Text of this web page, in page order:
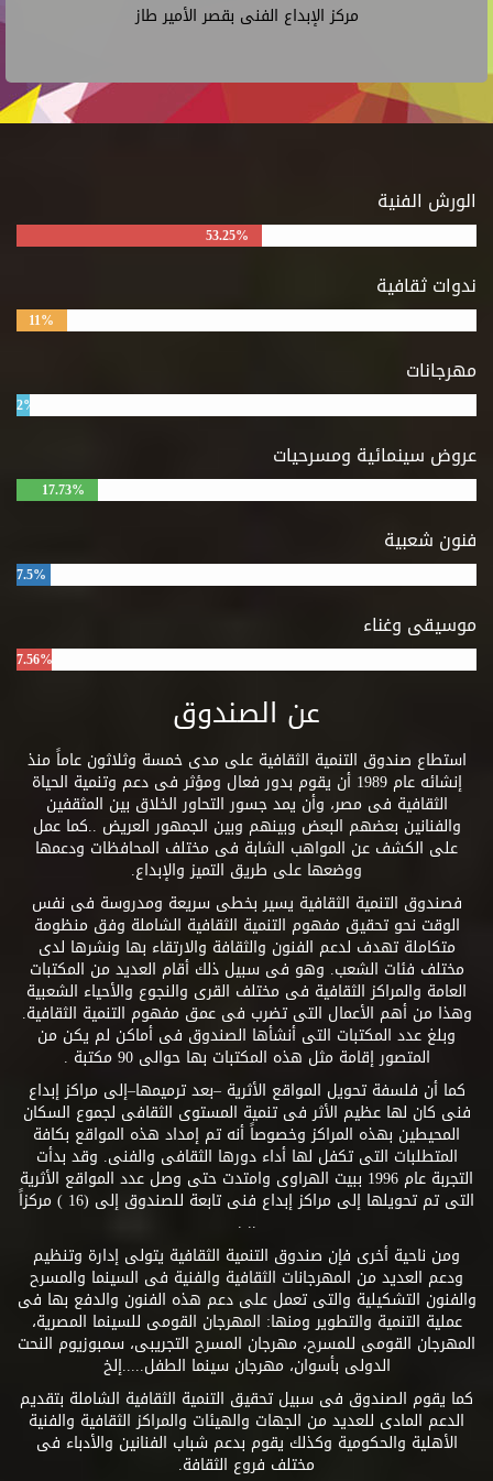
مركز الإبداع الفنى بقصر الأمير طاز
الورش الفنية
53.25%
ندوات ثقافية
11%
مهرجانات
2%
عروض سينمائية ومسرحيات
17.73%
فنون شعبية
7.5%
موسيقى وغناء
7.56%
عن الصندوق
استطاع صندوق التنمية الثقافية على مدى خمسة وثلاثون عاماً منذ
إنشائه عام 1989 أن يقوم بدور فعال ومؤثر فى دعم وتنمية الحياة
الثقافية فى مصر، وأن يمد جسور التحاور الخلاق بين المثقفين
والفنانين بعضهم البعض وبينهم وبين الجمهور العريض ..كما عمل
على الكشف عن المواهب الشابة فى مختلف المحافظات ودعمها
ووضعها على طريق التميز والإبداع.
فصندوق التنمية الثقافية يسير بخطى سريعة ومدروسة فى نفس
الوقت نحو تحقيق مفهوم التنمية الثقافية الشاملة وفق منظومة
متكاملة تهدف لدعم الفنون والثقافة والارتقاء بها ونشرها لدى
مختلف فئات الشعب. وهو فى سبيل ذلك أقام العديد من المكتبات
العامة والمراكز الثقافية فى مختلف القرى والنجوع والأحياء الشعبية
وهذا من أهم الأعمال التى تضرب فى عمق مفهوم التنمية الثقافية.
وبلغ عدد المكتبات التى أنشأها الصندوق فى أماكن لم يكن من
المتصور إقامة مثل هذه المكتبات بها حوالى 90 مكتبة .
كما أن فلسفة تحويل المواقع الأثرية –بعد ترميمها–إلى مراكز إبداع
فنى كان لها عظيم الأثر فى تنمية المستوى الثقافى لجموع السكان
المحيطين بهذه المراكز وخصوصاً أنه تم إمداد هذه المواقع بكافة
المتطلبات التى تكفل لها أداء دورها الثقافى والفنى. وقد بدأت
التجربة عام 1996 ببيت الهراوى وامتدت حتى وصل عدد المواقع الأثرية
التى تم تحويلها إلى مراكز إبداع فنى تابعة للصندوق إلى (16 ) مركزاً
.. .
ومن ناحية أخرى فإن صندوق التنمية الثقافية يتولى إدارة وتنظيم
ودعم العديد من المهرجانات الثقافية والفنية فى السينما والمسرح
والفنون التشكيلية والتى تعمل على دعم هذه الفنون والدفع بها فى
عملية التنمية والتطوير ومنها: المهرجان القومى للسينما المصرية،
المهرجان القومى للمسرح، مهرجان المسرح التجريبى، سمبوزيوم النحت
الدولى بأسوان، مهرجان سينما الطفل.....إلخ
كما يقوم الصندوق فى سبيل تحقيق التنمية الثقافية الشاملة بتقديم
الدعم المادى للعديد من الجهات والهيئات والمراكز الثقافية والفنية
الأهلية والحكومية وكذلك يقوم بدعم شباب الفنانين والأدباء فى
مختلف فروع الثقافة.